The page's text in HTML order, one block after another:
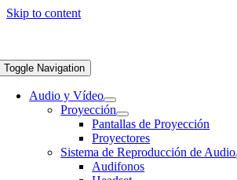
Skip to content
Toggle Navigation
Audio y Vídeo
Proyección
Pantallas de Proyección
Proyectores
Sistema de Reproducción de Audio
Audifonos